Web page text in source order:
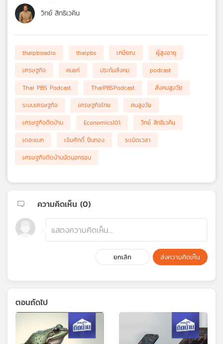
วิทย์ สิทธิเวคิน
thaipbsradio thaipbs เกษียณ
ผู้สูงอายุ
เศรษฐกิจ
คนแก่ ประกันสังคม
podcast
Thai PBS Podcast
ThaiPBSPodcast
สังคมสูงวัย
ระบบเศรษฐกิจ
เศรษฐกิจไทย
คนสูงวัย
เศรษฐกิจติดบ้าน
Economics101
วิทย์ สิทธิเวคิน
เดอะแบก
เจิมศักดิ์ ปิ่นทอง
ระเบิดเวลา
เศรษฐกิจติดบ้านนัดนอกรอบ
ความคิดเห็น (0)
ยกเลิก ส่งความคิดเห็น
ตอนถัดไป